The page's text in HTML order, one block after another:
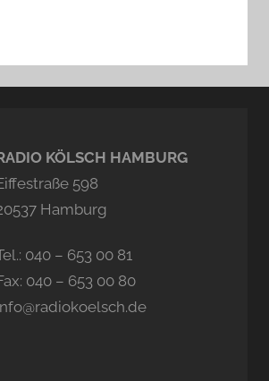
KÖLSCH HAMBURG
598
Hamburg
040 – 653 00 81
040 – 653 00 80